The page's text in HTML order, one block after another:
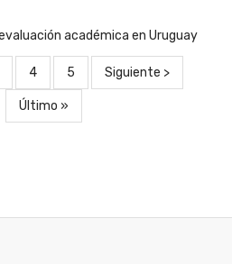
académica en Uruguay
Página
4 Página
5
Siguiente
Siguiente >
Última
Último »